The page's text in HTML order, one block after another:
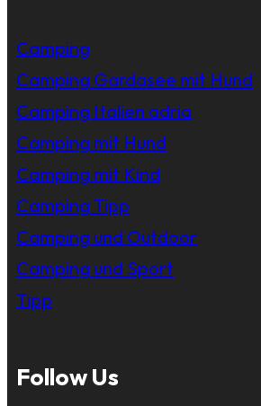
Camping
Camping Gardasee mit Hund
Camping Italien adria
Camping mit Hund
Camping mit Kind
Camping Tipp
Camping und Outdoor
Camping und Sport
Tipp
Follow Us